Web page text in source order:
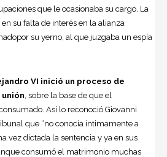
que le ocasionaba su cargo. La
su falta de interés en la alianza
su yerno, al que juzgaba un espía
VI inició un proceso de
, sobre la base de que el
Así lo reconoció Giovanni
que “no conocía íntimamente a
vez dictada la sentencia y ya en sus
consumó el matrimonio muchas